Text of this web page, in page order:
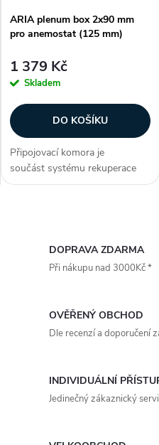
ARIA plenum box 2x90 mm
pro anemostat (125 mm)
1 379 Kč
Skladem
DO KOŠÍKU
Připojovací komora je
součást systému rekuperace
Heatpex ARIA. Umožňuje
DOPRAVA ZDARMA
Při nákupu nad 3000Kč *
OVĚŘENÝ OBCHOD
Dle recenzí a doporučení
INDIVIDUÁLNÍ
Jedinečný zákaznický